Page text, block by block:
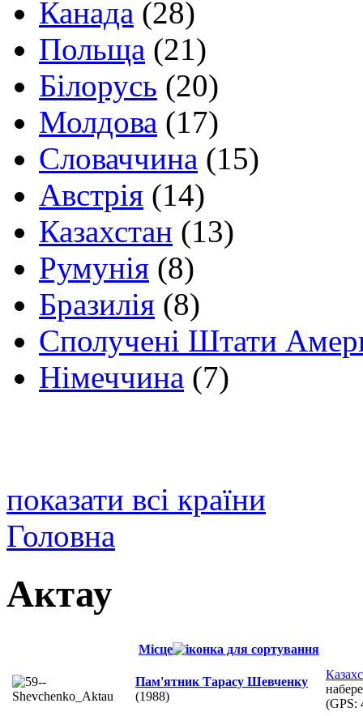
Канада (28)
Польща (21)
Білорусь (20)
Молдова (17)
Словаччина (15)
Австрія (14)
Казахстан (13)
Румунія (8)
Бразилія (8)
Сполучені Штати
Німеччина (7)
показати всі країни
Головна
Актау
Місце
Пам'ятник Тарасу Шевченку
(1988)
(GPS: